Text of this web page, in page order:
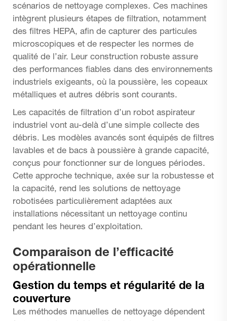
scénarios de nettoyage complexes. Ces machines
intègrent plusieurs étapes de filtration, notamment
des filtres HEPA, afin de capturer des particules
microscopiques et de respecter les normes de
qualité de l’air. Leur construction robuste assure
des performances fiables dans des environnements
industriels exigeants, où la poussière, les copeaux
métalliques et autres débris sont courants.
Les capacités de filtration d’un robot aspirateur
industriel vont au-delà d’une simple collecte des
débris. Les modèles avancés sont équipés de filtres
lavables et de bacs à poussière à grande capacité,
conçus pour fonctionner sur de longues périodes.
Cette approche technique, axée sur la robustesse et
la capacité, rend les solutions de nettoyage
robotisées particulièrement adaptées aux
installations nécessitant un nettoyage continu
pendant les heures d’exploitation.
Comparaison de l’efficacité
opérationnelle
Gestion du temps et régularité de la
couverture
Les méthodes manuelles de nettoyage dépendent